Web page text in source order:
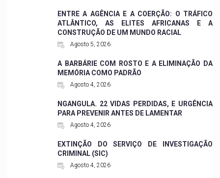
ENTRE A AGÊNCIA E A COERÇÃO: O TRÁFICO
ATLÂNTICO, AS ELITES AFRICANAS E A
CONSTRUÇÃO DE UM MUNDO RACIAL
Agosto 5, 2026
A BARBÁRIE COM ROSTO E A ELIMINAÇÃO DA
MEMÓRIA COMO PADRÃO
Agosto 4, 2026
NGANGULA. 22 VIDAS PERDIDAS, E URGÊNCIA
PARA PREVENIR ANTES DE LAMENTAR
Agosto 4, 2026
EXTINÇÃO DO SERVIÇO DE INVESTIGAÇÃO
CRIMINAL (SIC)
Agosto 4, 2026